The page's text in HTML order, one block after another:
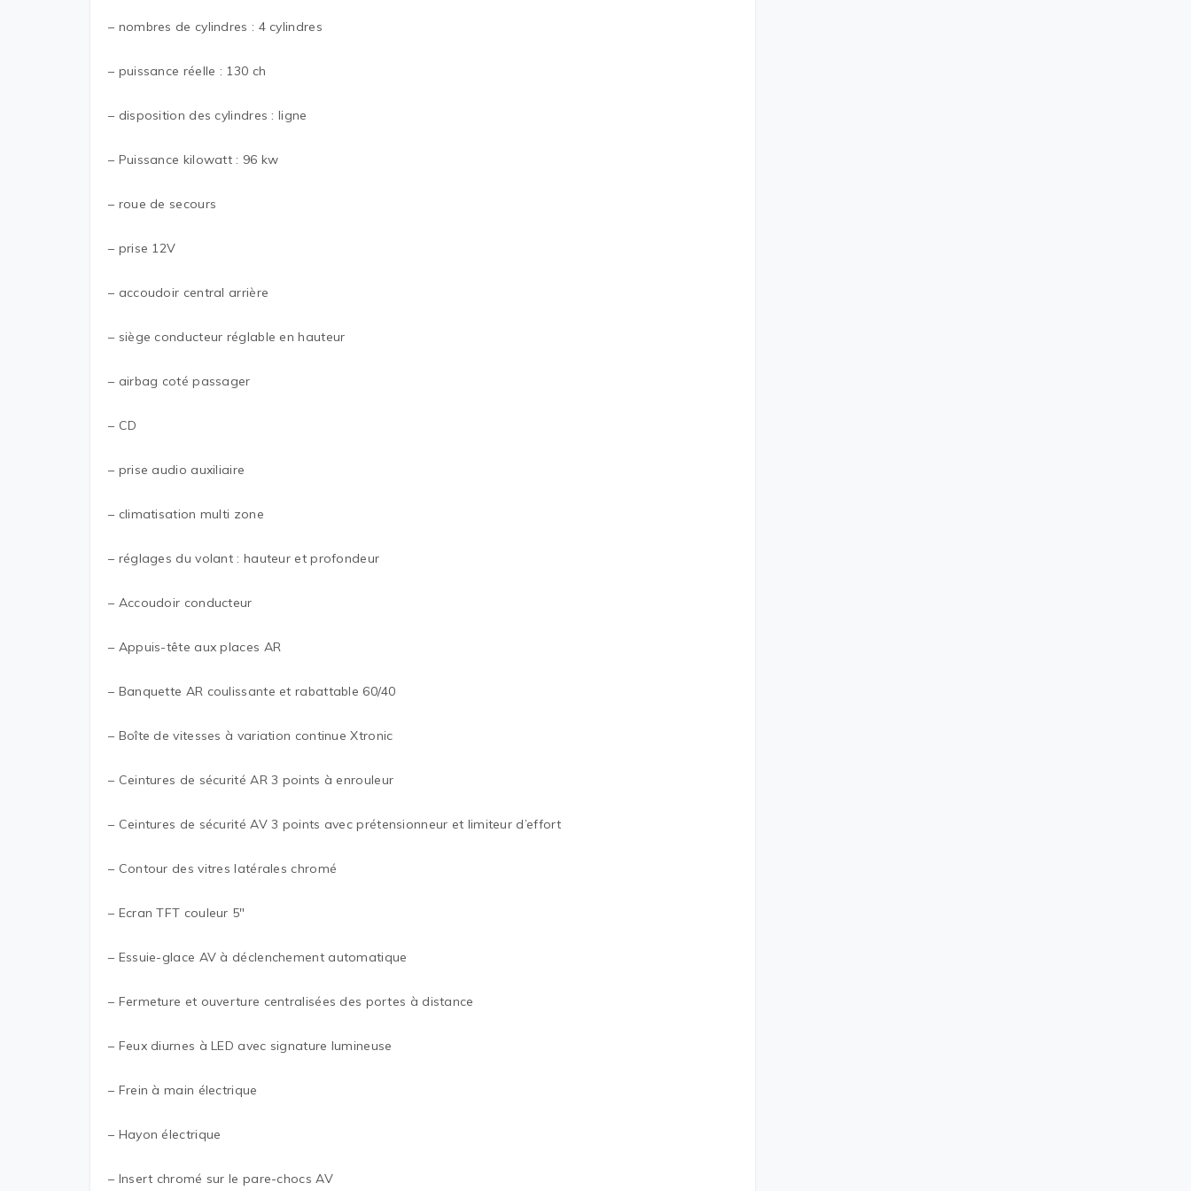
– nombres de cylindres : 4 cylindres
– puissance réelle : 130 ch
– disposition des cylindres : ligne
– Puissance kilowatt : 96 kw
– roue de secours
– prise 12V
– accoudoir central arrière
– siège conducteur réglable en hauteur
– airbag coté passager
– CD
– prise audio auxiliaire
– climatisation multi zone
– réglages du volant : hauteur et profondeur
– Accoudoir conducteur
– Appuis-tête aux places AR
– Banquette AR coulissante et rabattable 60/40
– Boîte de vitesses à variation continue Xtronic
– Ceintures de sécurité AR 3 points à enrouleur
– Ceintures de sécurité AV 3 points avec prétensionneur et limiteur d’effort
– Contour des vitres latérales chromé
– Ecran TFT couleur 5″
– Essuie-glace AV à déclenchement automatique
– Fermeture et ouverture centralisées des portes à distance
– Feux diurnes à LED avec signature lumineuse
– Frein à main électrique
– Hayon électrique
– Insert chromé sur le pare-chocs AV